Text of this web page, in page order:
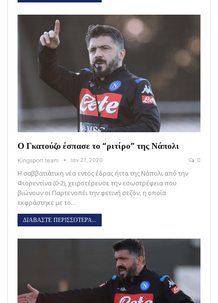
Ο Γκατούζο έσπασε το “ριτίρο” της Νάπολι
Kingsport team Ιαν 21, 2020 0
Η σαββατιάτικη νέα εντός έδρας ήττα της Νάπολι από την
Φιορεντίνα (0-2), χειροτέρευσε την εσωστρέφεια που
βιώνουν οι Παρτενοπέι την φετινή σεζόν, η οποία
εκφράστηκε με το…
ΔΙΑΒΑΣΤΕ ΠΕΡΙΣΣΟΤΕΡΑ...